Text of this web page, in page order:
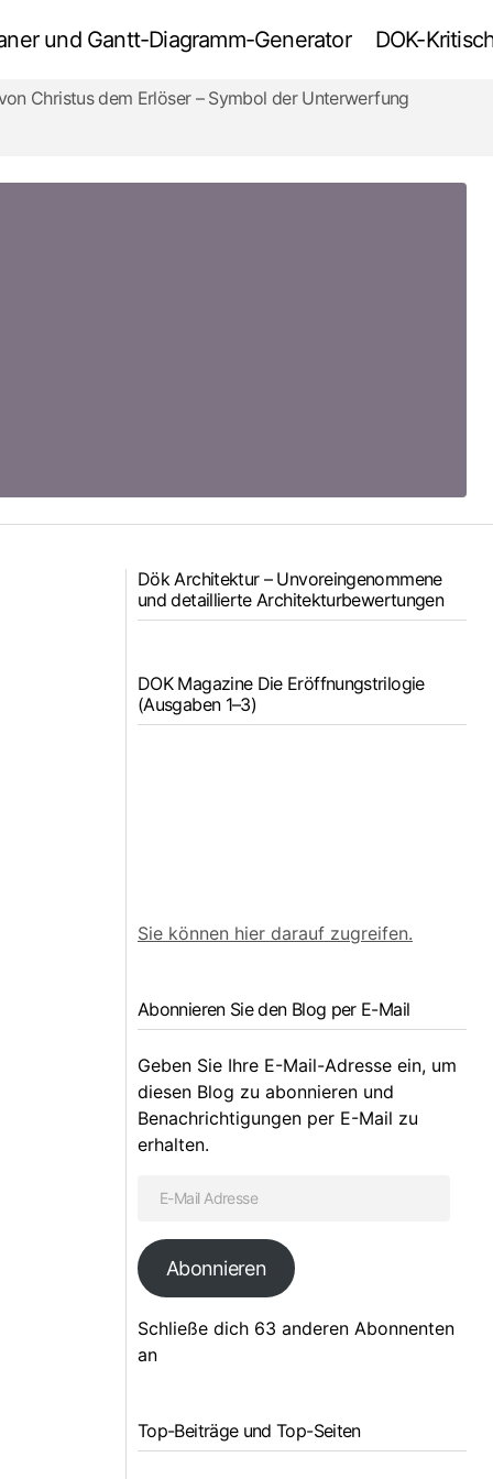
und Gantt-Diagramm-Generator DOK-
Was haben die Architekturzeitschriften
zwischen 1920 und 1980 über die
Christus dem Erlöser – Symbol der Unterwerfung
Dök Architektur – Unvoreingenommene
und detaillierte Architekturbewertungen
DOK Magazine Die Eröffnungstrilogie
(Ausgaben 1–3)
Sie können hier darauf zugreifen.
Abonnieren Sie den Blog per E-Mail
Geben Sie Ihre E-Mail-Adresse ein, um
diesen Blog zu abonnieren und
Benachrichtigungen per E-Mail zu
erhalten.
Abonnieren
Schließe dich 63 anderen Abonnenten
an
Top-Beiträge und Top-Seiten